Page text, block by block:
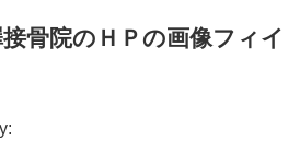
骨院のＨＰの画像フィイ